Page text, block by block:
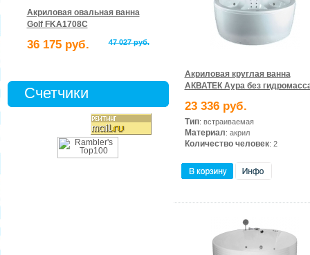
Акриловая овальная ванна
Golf FKA1708C
36 175 руб. 47 027 руб.
Счетчики
Акриловая круглая ванна
АКВАТЕК Аура без
23 336 руб.
Тип: встраиваемая
Материал: акрил
Количество человек: 2